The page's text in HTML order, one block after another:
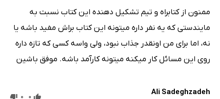
ممنون از کتابراه و تیم تشکیل دهنده این کتاب نسبت به
مایندستی که یه نفر داره میتونه این کتاب براش مفید باشه یا
نه، اما برای من اونقدر جذاب نبود، ولی واسه کسی که تازه داره
روی این مسائل کار میکنه میتونه کارآمد باشه. موفق باشین
Ali Sadeghzadeh
0
0